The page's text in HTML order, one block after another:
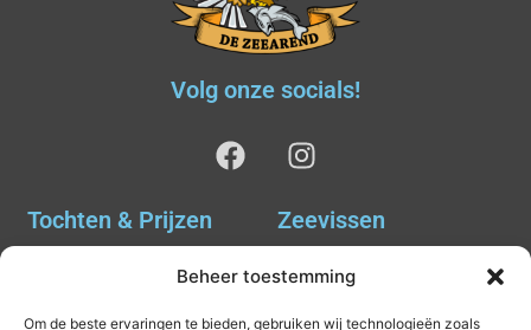
Beheer toestemming
Om de beste ervaringen te bieden, gebruiken wij technologieën zoals
Volg onze socials!
Tochten & Prijzen Zeevissen
Tochten & Prijzen